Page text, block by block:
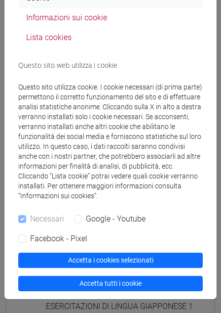
GIAPPONESE 1 MOD. 1C Cognomi M-P
ESERCITAZIONI DI LINGUA
ESERCITAZIONI DI LINGUA GIAPPONESE 1
ESERCITAZIONI DI LINGUA
GIAPPONESE 1 MOD. 1D Cognomi A-B
ESERCITAZIONI DI LINGUA
GIAPPONESE 1 MOD. 1D Cognomi C-E
ESERCITAZIONI DI LINGUA
GIAPPONESE 1 MOD. 1D Cognomi F-L
ESERCITAZIONI DI LINGUA
GIAPPONESE 1 MOD. 1D Cognomi M-P
ESERCITAZIONI DI LINGUA
GIAPPONESE 1 MOD. 1D Cognomi Q-Z
MOD. 2A
GIAPPONESE 1 MOD. 2A Cognomi A-E
ESERCITAZIONI DI LINGUA
GIAPPONESE 1 MOD. 2A Cognomi F-O
ESERCITAZIONI DI LINGUA
GIAPPONESE 1 MOD. 2A Cognomi P-Z
ESERCITAZIONI DI LINGUA GIAPPONESE 1
Informazioni sui cookie
Lista cookies
Questo sito web utilizza i cookie
Questo sito utilizza cookie. I cookie necessari (di prima parte)
permettono il corretto funzionamento del sito e di effettuare
analisi statistiche anonime. Cliccando sulla X in alto a destra
verranno installati solo i cookie necessari. Se acconsenti,
verranno installati anche altri cookie che abilitano le
funzionalità dei social media e forniscono statistiche sul loro
utilizzo. In questo caso, i dati raccolti saranno condivisi
anche con i nostri partner, che potrebbero associarli ad altre
informazioni per finalità di analisi, di pubblicità, ecc.
Cliccando “Lista cookie” potrai vedere quali cookie verranno
installati. Per ottenere maggiori informazioni consulta
“Informazioni sui cookies”.
Necessari Google - Youtube
Facebook - Pixel
Accetta i cookies selezionati
Accetta tutti i cookie